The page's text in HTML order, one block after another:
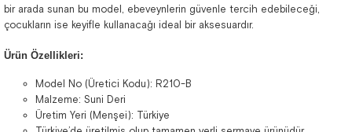
bir arada sunan bu model, ebeveynlerin güvenle tercih edebileceği,
çocukların ise keyifle kullanacağı ideal bir aksesuardır.
Ürün Özellikleri:
Model No (Üretici Kodu): R210-B
Malzeme: Suni Deri
Üretim Yeri (Menşei): Türkiye